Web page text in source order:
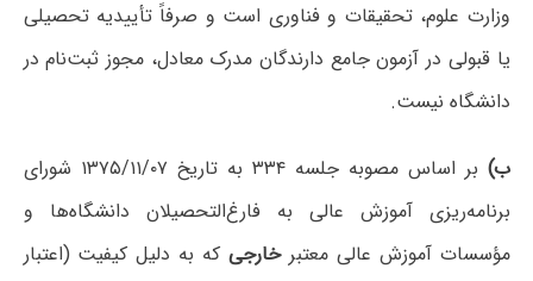
وزارت علوم، تحقیقات و فناوری است و صرفاً تأییدیه تحصیلی
یا قبولی در آزمون جامع دارندگان مدرک معادل، مجوز ثبت‌نام در
دانشگاه نیست.
ب)
بر اساس مصوبه جلسه ۳۳۴ به تاریخ ۱۳۷۵/۱۱/۰۷ شورای
برنامه‌ریزی آموزش عالی به فارغ‌التحصیلان دانشگاه‌ها و
مؤسسات آموزش عالی معتبرخارجی که به دلیل کیفیت (اعتبار